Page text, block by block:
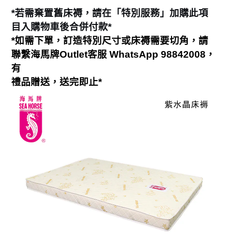
*若需棄置舊床褥，請在「特別服務」加購此項
目入購物車後合併付款*
*如需下單，訂造特別尺寸或床褥需要切角，請
聯繫海馬牌Outlet客服 WhatsApp 98842008 ，
有
禮品贈送，送完即止*